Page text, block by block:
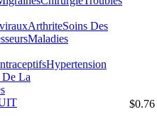
ArthriteSoins Des
Maladies
Hypertension
De La
$0.76